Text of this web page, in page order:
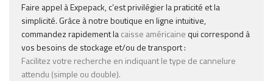
Faire appel à Expepack, c’est privilégier la praticité et la
simplicité. Grâce à notre boutique en ligne intuitive,
commandez rapidement lacaisse américainequi correspond à
vos besoins de stockage et/ou de transport :
Facilitez votre recherche en indiquant le type de cannelure
attendu (simple ou double).